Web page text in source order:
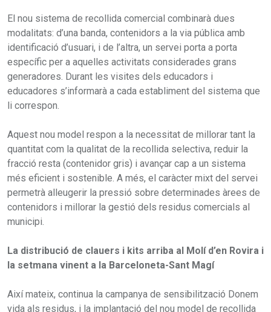
El nou sistema de recollida comercial combinarà dues
modalitats: d’una banda, contenidors a la via pública amb
identificació d’usuari, i de l’altra, un servei porta a porta
específic per a aquelles activitats considerades grans
generadores. Durant les visites dels educadors i
educadores s’informarà a cada establiment del sistema que
li correspon.
Aquest nou model respon a la necessitat de millorar tant la
quantitat com la qualitat de la recollida selectiva, reduir la
fracció resta (contenidor gris) i avançar cap a un sistema
més eficient i sostenible. A més, el caràcter mixt del servei
permetrà alleugerir la pressió sobre determinades àrees de
contenidors i millorar la gestió dels residus comercials al
municipi.
La distribució de clauers i kits arriba al Molí d’en Rovira i
la setmana vinent a la Barceloneta-Sant Magí
Així mateix, continua la campanya de sensibilització Donem
vida als residus, i la implantació del nou model de recollida